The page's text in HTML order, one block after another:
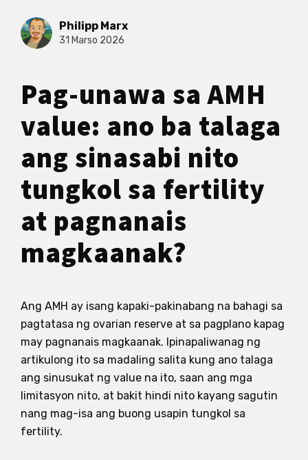
Philipp Marx
31 Marso 2026
Pag-unawa sa AMH
value: ano ba talaga
ang sinasabi nito
tungkol sa fertility
at pagnanais
magkaanak?
Ang AMH ay isang kapaki-pakinabang na bahagi sa
pagtatasa ng ovarian reserve at sa pagplano kapag
may pagnanais magkaanak. Ipinapaliwanag ng
artikulong ito sa madaling salita kung ano talaga
ang sinusukat ng value na ito, saan ang mga
limitasyon nito, at bakit hindi nito kayang sagutin
nang mag-isa ang buong usapin tungkol sa
fertility.